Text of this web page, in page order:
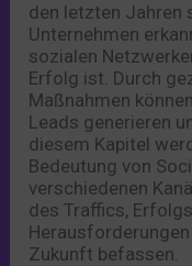
den letzten Jahren
Unternehmen
sozialen
Erfolg ist. Durch
Maßnahmen
Leads generieren
diesem Kapitel
Bedeutung von
verschiedenen
des Traffics,
Zukunft befassen.